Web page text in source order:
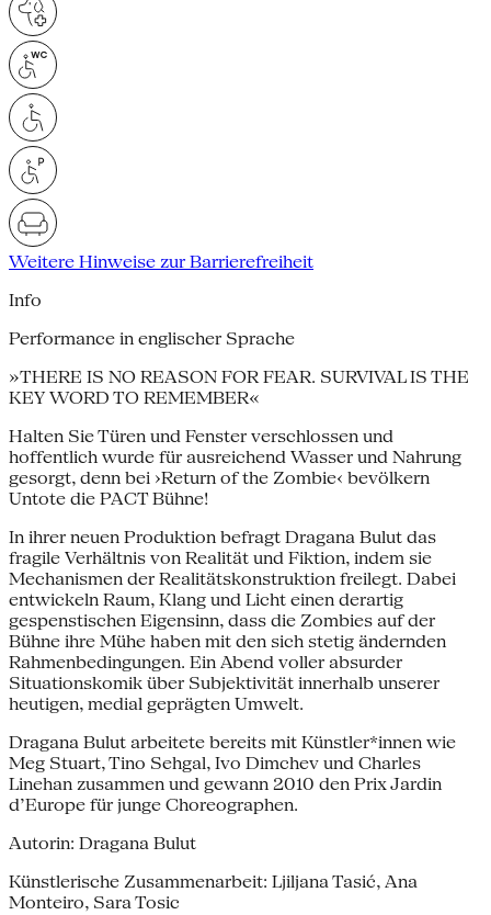
Weitere Hinweise zur Barrierefreiheit
Info
Performance in englischer Sprache
»THERE IS NO REASON FOR FEAR. SURVIVAL IS THE
KEY WORD TO REMEMBER«
Halten Sie Türen und Fenster verschlossen und
hoffentlich wurde für ausreichend Wasser und Nahrung
gesorgt, denn bei ›Return of the Zombie‹ bevölkern
Untote die PACT Bühne!
In ihrer neuen Produktion befragt Dragana Bulut das
fragile Verhältnis von Realität und Fiktion, indem sie
Mechanismen der Realitätskonstruktion freilegt. Dabei
entwickeln Raum, Klang und Licht einen derartig
gespenstischen Eigensinn, dass die Zombies auf der
Bühne ihre Mühe haben mit den sich stetig ändernden
Rahmenbedingungen. Ein Abend voller absurder
Situationskomik über Subjektivität innerhalb unserer
heutigen, medial geprägten Umwelt.
Dragana Bulut arbeitete bereits mit Künstler*innen wie
Meg Stuart, Tino Sehgal, Ivo Dimchev und Charles
Linehan zusammen und gewann 2010 den Prix Jardin
d’Europe für junge Choreographen.
Autorin: Dragana Bulut
Künstlerische Zusammenarbeit: Ljiljana Tasić, Ana
Monteiro, Sara Tosic